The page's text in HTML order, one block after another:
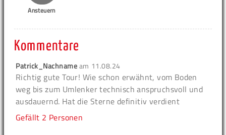
Ansteuern
Kommentare
Patrick_Nachnameam 11.08.24
Richtig gute Tour! Wie schon erwähnt, vom Boden
weg bis zum Umlenker technisch anspruchsvoll und
ausdauernd. Hat die Sterne definitiv verdient
Gefällt 2 Personen